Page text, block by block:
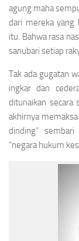
agung maha
dari mereka yang
itu. Bahwa rasa
sanubari setiap
Tak ada gugatan
ingkar dan
ditunaikan secara
akhirnya
dinding”
“negara hukum